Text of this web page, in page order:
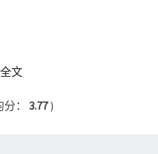
文READ MORE
： 3.77)